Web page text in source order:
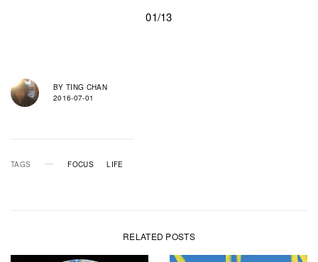
01/13
BY TING CHAN
2016-07-01
TAGS FOCUS LIFE
RELATED POSTS